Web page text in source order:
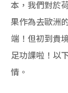
本，我們對於
果作為去歐洲
端！但初到貴
足功課啦！以
情。